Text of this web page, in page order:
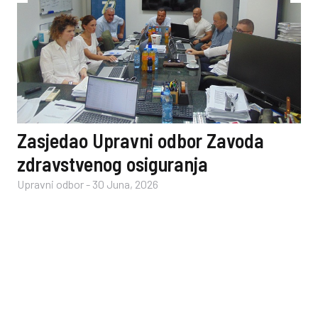
Zasjedao Upravni odbor Zavoda
zdravstvenog osiguranja
Upravni odbor- 30 Juna, 2026